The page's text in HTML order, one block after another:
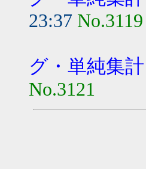
23:37 No.3119
グ・単純集
No.3121